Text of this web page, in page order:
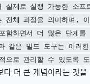
실제로 실행 가능한 소프
전체 과정을 의미하며,
함하면서 더 많은 단계를
같은 빌드 도구는 이러한
으로 관리할 수 있도록
다 더 큰 개념이라는 것을